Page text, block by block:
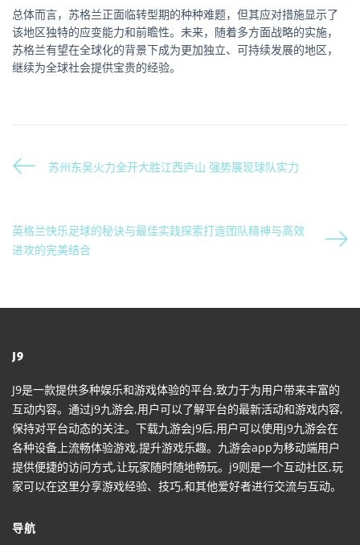
总体而言，苏格兰正面临转型期的种种难题，但其应对措施显示了
该地区独特的应变能力和前瞻性。未来，随着多方面战略的实施，
苏格兰有望在全球化的背景下成为更加独立、可持续发展的地区，
继续为全球社会提供宝贵的经验。
苏州东吴火力全开大胜江西庐山 强势展现球队实力
英格兰快乐足球的秘诀与最佳实践探索打造团队精神与高效
进攻的完美结合
J9
J9是一款提供多种娱乐和游戏体验的平台,致力于为用户带来丰富的
互动内容。通过j9九游会,用户可以了解平台的最新活动和游戏内容,
保持对平台动态的关注。下载九游会j9后,用户可以使用j9九游会在
各种设备上流畅体验游戏,提升游戏乐趣。九游会app为移动端用户
提供便捷的访问方式,让玩家随时随地畅玩。j9则是一个互动社区,玩
家可以在这里分享游戏经验、技巧,和其他爱好者进行交流与互动。
导航